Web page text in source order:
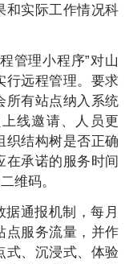
和实际工作情况科
管理小程序”对山
行远程管理。要求
所有站点纳入系统
线邀请、人员更
织结构树是否正确
在承诺的服务时间
维码。
通报机制，每月
点服务流量，并作
式、沉浸式、体验